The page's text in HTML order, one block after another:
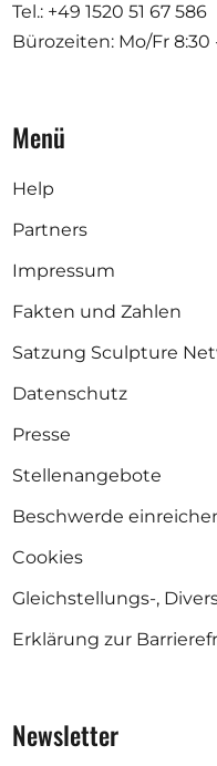
Tel.: +49 1520 51 67 586
Bürozeiten: Mo/Fr 8:30
Menü
Help
Partners
Impressum
Fakten und Zahlen
Satzung Sculpture
Datenschutz
Presse
Stellenangebote
Beschwerde
Cookies
Gleichstellungs-,
Erklärung zur
Newsletter